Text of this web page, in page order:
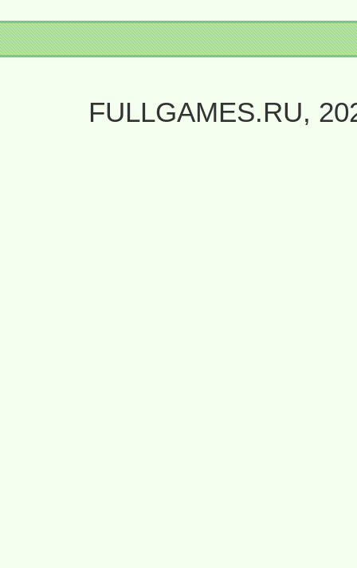
FULLGAMES.RU,